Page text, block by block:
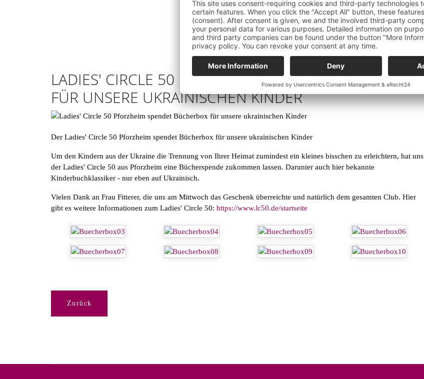
LADIES' CIRCLE 50 PFORZHEIM SPENDET BÜCHERBOX
FÜR UNSERE UKRAINISCHEN KINDER
Der Ladies' Circle 50 Pforzheim spendet Bücherbox für unsere ukrainischen Kinder
Um den Kindern aus der Ukraine die Trennung von Ihrer Heimat zumindest ein kleines bisschen zu erleichtern, hat uns
der Ladies' Circle 50 aus Pforzheim eine Bücherspende zukommen lassen. Darunter auch hier bekannte
Kinderbuchklassiker - nur eben auf Ukrainisch.
Vielen Dank an Frau Fitterer, die uns am Mittwoch das Geschenk überreichte und natürlich dem gesamten Club. Hier
gibt es weitere Informationen zum Ladies' Circle 50: https://www.lc50.de/startseite
Zurück